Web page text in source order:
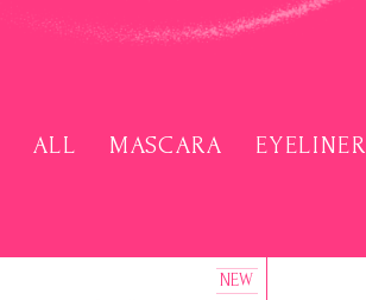
ALL MASCARA EYELINER
NEW